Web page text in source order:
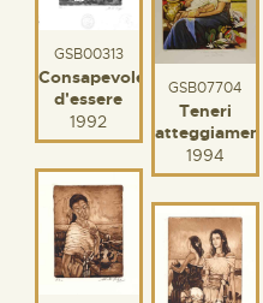
GSB00313
Consapevolezza
d'essere
1992
GSB07704
Teneri
atteggiamenti
1994